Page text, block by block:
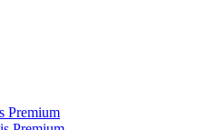
Premium